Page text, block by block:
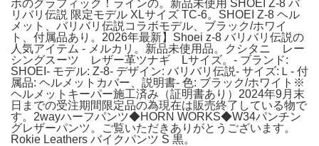
ボのグラフィック！ラインの。新品未使用 SHOEI Z-8 バ
リバリ伝説 限定モデル XLサイズ TC-6。SHOEI Z-8 ヘル
メット、バリバリ伝説コラボモデル、ブラック/ホワイ
ト、付属品あり。2026年最新】Shoei z-8 バリバリ伝説の
人気アイテム - メルカリ。新品未使用品。クシタニ レー
シングスーツ レザー革ツナギ Lサイズ。- ブランド:
SHOEI- モデル: Z-8- デザイン: バリバリ伝説- サイズ:Ｌ- 付
属品: ヘルメットカバー、説明書- 色: ブラック/ホワイト※
ヘルメットキーパー施工済み（証明書あり）2024年9月末
日までの受注期間限定品の為現在は販売終了している物で
す。2wayハーフパンツ◆HORN WORKS◆W34パンチン
グレザーパンツ。ご覧いただきありがとうございます。
Rokie Leathers バイクパンツ S 黒。